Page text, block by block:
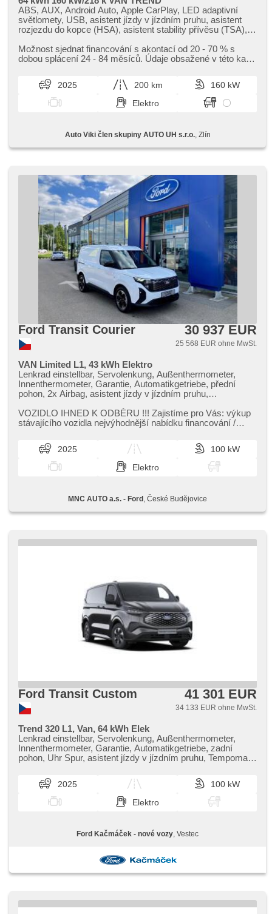
ABS, AUX, Android Auto, Apple CarPlay, LED adaptivní
světlomety, USB, asistent jízdy v jízdním pruhu, asistent
rozjezdu do kopce (HSA), asistent stability přívěsu (TSA),
dálkových světel, Autoradio, Bluetooth, digitální příjem rádia
(DAB), dotykové ovládání palubního počítače, 2-Zonen
hands free, hlasové ovládání palubního počítače, Uhr Spur,
hlídání provozu při couvání (RCTA), Lenkrad einstellbar,
Parkassistent, Fahrkamera, parkovací senzory přední,
parkovací senzory zadní, erfüllt 'EURO VI', Antrieb 4x2,
Innenthermometer, Heck LED Leuchte
Možnost sjednat financování s akontací od 20 ​- 70 % s
dobou splácení 24 ​- 84 měsíců. Údaje obsažené v této kartě
2025 200 km
160 kW
Elektro
Auto Viki člen skupiny AUTO UH s.r.o., Zlín
Ford Transit Courier 30 937 EUR
25 568 EUR ohne MwSt.
VAN Limited L1, 43 kWh Elektro
Lenkrad einstellbar, Servolenkung, Außenthermometer,
Innenthermometer, Garantie, Automatikgetriebe, přední
pohon, 2x Airbag, asistent jízdy v jízdním pruhu,
parkovací senzory zadní, El. Spiegel, beheizte Spiegel,
beheizte Frontscheibe, beheizte Lenkrad, El. einstellbare
(DAB), Android Auto, Apple CarPlay, LED denní svícení,
täglich Leuchten, Lichtsensor, automatické přepínání
dálkových světel, Nebelscheinwerfer, Heck LED Leuchte,
Klimaautomatik, Scheibenwischersensor, Bordcomputer,
Stabilitätsprogramm (ESP), asistent rozjezdu do kopce
(HSA), El. Seitenscheiben, Getönte Scheiben, Alufelgen,
adaptivní světlomety, El. Klappspiegel
VOZIDLO IHNED K ODBĚRU !!! Zajistíme pro Vás: výkup
stávajícího vozidla nejvýhodnější nabídku financování /
2025
100 kW
Elektro
MNC AUTO a.s. - Ford , České Budějovice
Ford Transit Custom 41 301 EUR
34 133 EUR ohne MwSt.
Trend 320 L1, Van, 64 kWh Elek
Lenkrad einstellbar, Servolenkung, Außenthermometer,
Innenthermometer, Garantie, Automatikgetriebe, zadní
pohon, Uhr Spur, asistent jízdy v jízdním pruhu, Tempomat,
parkovací senzory zadní, Autoradio, USB, Bluetooth,
digitální příjem rádia (DAB), Android Auto, Apple CarPlay,
hands free, Klimaautomatik, tepelné čerpadlo,
Zentralverriegelung, Zentralverriegelung mit
Vorderlichter LED, Heck LED Leuchte, ABS, Elektronisches
rozjezdu do kopce (HSA), elektronická ruční brzda,
Bordcomputer, digitální přístrojový štít, digitální přístrojová
deska, höheneinstellbare Sitze, beheizte Frontscheibe,
El. Klappspiegel
2025
100 kW
Elektro
Ford Kačmáček - nové vozy , Vestec